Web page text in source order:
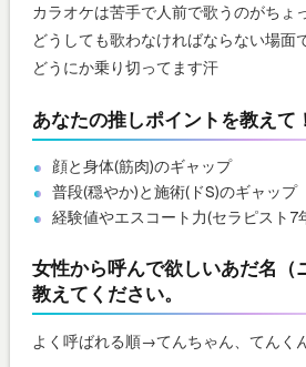
カラオケは苦手で人前で歌うのがちょ
どうしても歌わなければならない場面
どうにか乗り切ってます汗
あなたの推しポイントを教えて！
顔と身体(筋肉)のギャップ
普段(穏やか)と施術(ドS)のギャップ
経験値やエスコート力(セラピスト7
女性から呼んで欲しいあだ名（
教えてください。
よく呼ばれる順→てんちゃん、てんく